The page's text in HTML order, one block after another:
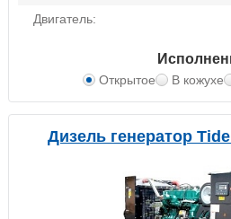
Двигатель:
Открытое В кожухе
Дизель генератор